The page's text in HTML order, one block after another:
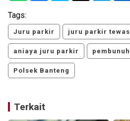
Tags:
Juru parkir juru parkir tewas
aniaya juru parkir
Polsek Banteng
Terkait